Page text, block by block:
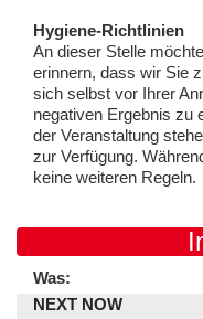
Hygiene-Richtlinien
An dieser Stelle
erinnern, dass wir Sie
sich selbst vor Ihrer
negativen Ergebnis zu
der Veranstaltung
zur Verfügung.
keine weiteren Regeln.
Was:
NEXT NOW